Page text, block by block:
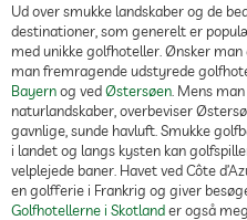
Ud over smukke landskaber og de
destinationer, som generelt er
med unikke golfhoteller. Ønsker
man fremragende udstyrede
Bayernog vedØstersøen . Mens
naturlandskaber, overbeviser
gavnlige, sunde havluft. Smukke
i landet og langs kysten kan
velplejede baner. Havet ved Côte
en golfferie i Frankrig og giver
Golfhotellerne i Skotlander også